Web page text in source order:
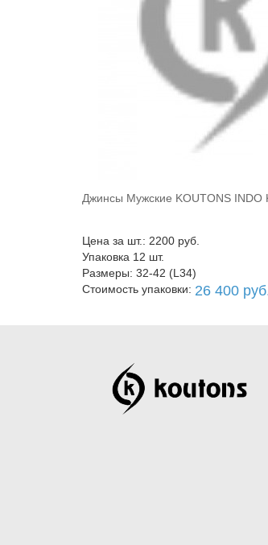
В корзину
Джинсы Мужские KOUTONS INDO
Цена за шт.: 2200 руб.
Упаковка 12 шт.
Размеры: 32-42 (L34)
Стоимость упаковки: 26 400